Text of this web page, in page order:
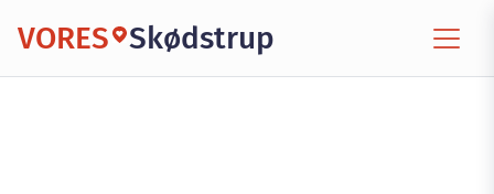
VORES Skødstrup